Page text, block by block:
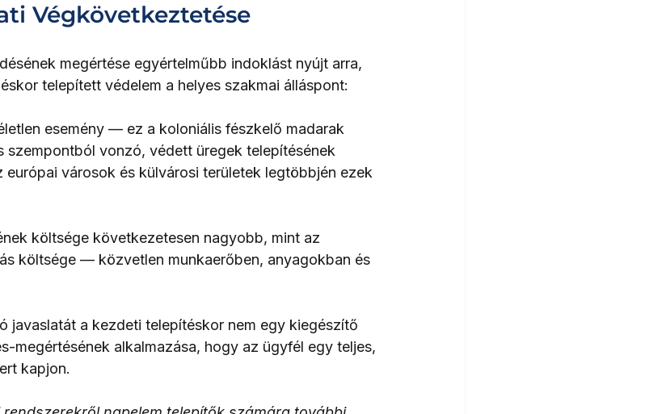
Végkövetkeztetése
megértése egyértelműbb indoklást nyújt arra,
telepített védelem a helyes szakmai álláspont:
esemény — ez a koloniális fészkelő madarak
szempontból vonzó, védett üregek telepítésének
városok és külvárosi területek legtöbbjén ezek
költsége következetesen nagyobb, mint az
költsége — közvetlen munkaerőben, anyagokban és
javaslatát a kezdeti telepítéskor nem egy kiegészítő
megértésének alkalmazása, hogy az ügyfél egy teljes,
kapjon.